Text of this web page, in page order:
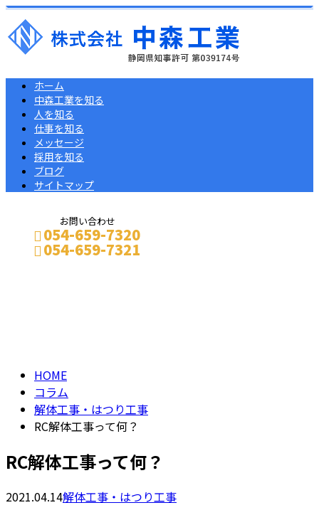
ホーム
中森工業を知る
人を知る
仕事を知る
メッセージ
採用を知る
ブログ
サイトマップ
お問い合わせ
054-659-7320
054-659-7321
HOME
コラム
解体工事・はつり工事
RC解体工事って何？
RC解体工事って何？
2021.04.14解体工事・はつり工事